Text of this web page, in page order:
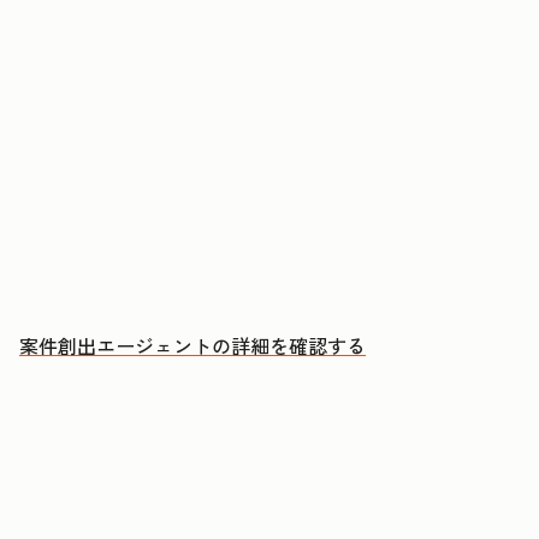
案件創出エージェントの詳細を確認する